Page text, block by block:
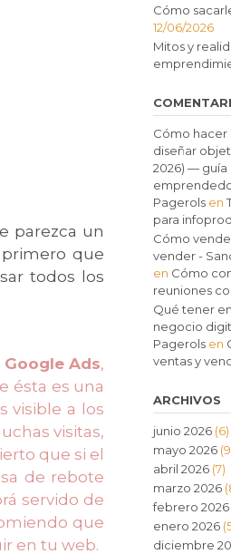
parezca un
que
todos los
Google Ads,
ésta es una
visible a los
visitas,
que si el
de rebote
servido de
que
en tu web.
Cómo
12/06/2026
Mitos y
Cómo hacer
diseñar
2026) — guía
Pagerolsen
para
Cómo
vender -
en Cómo
reuniones
Qué tener
negocio
Pagerolsen
ventas y
ARCHIVOS
junio 2026(6)
mayo 2026
abril 2026(7)
marzo 2026
febrero 2026
enero 2026
diciembre